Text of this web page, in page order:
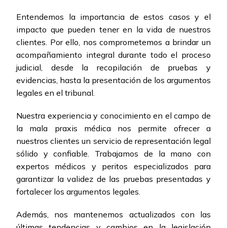
Entendemos la importancia de estos casos y el
impacto que pueden tener en la vida de nuestros
clientes. Por ello, nos comprometemos a brindar un
acompañamiento integral durante todo el proceso
judicial, desde la recopilación de pruebas y
evidencias, hasta la presentación de los argumentos
legales en el tribunal.
Nuestra experiencia y conocimiento en el campo de
la mala praxis médica nos permite ofrecer a
nuestros clientes un servicio de representación legal
sólido y confiable. Trabajamos de la mano con
expertos médicos y peritos especializados para
garantizar la validez de las pruebas presentadas y
fortalecer los argumentos legales.
Además, nos mantenemos actualizados con las